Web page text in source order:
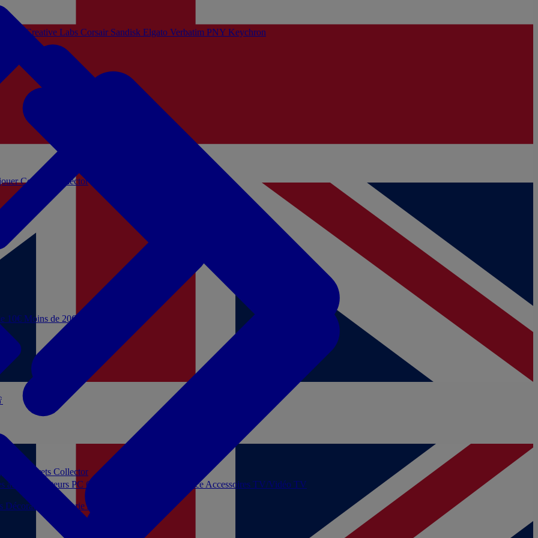
10€ Moins de 20€
Décoration PapeterieJeux de société
Coffrets Collector
Coffrets Collector
audio Moniteurs PC Casques filaires Audio Licence Accessoires TV/Vidéo TV
Creative Labs Corsair Sandisk Elgato Verbatim PNY Keychron